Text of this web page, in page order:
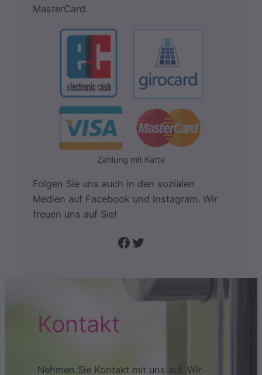
MasterCard.
Zahlung mit Karte
Folgen Sie uns auch in den sozialen
Medien auf Facebook und Instagram. Wir
freuen uns auf Sie!
Folge uns auf Facebook Twitter
Kontakt
Nehmen Sie Kontakt mit uns auf. Wir